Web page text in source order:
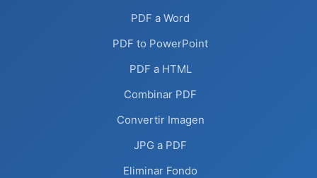
PDF a Word
PDF to PowerPoint
PDF a HTML
Combinar PDF
Convertir Imagen
JPG a PDF
Eliminar Fondo